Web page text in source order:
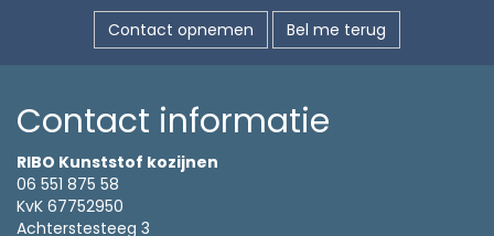
Contact opnemen Bel me terug
Contact informatie
RIBO Kunststof kozijnen
06 551 875 58
KvK 67752950
Achterstesteeg 3